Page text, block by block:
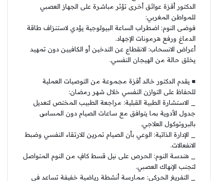
الدكتور أقزة عوائق أخرى تؤثر مباشرة على الجهاز العصبي
للمواطن المغربي:
​فوضى النوم: اضطراب الساعة البيولوجية يؤدي لاستنزاف طاقة
الدماغ ورفع هرمونات الإجهاد.
​أعراض الانسحاب: الانقطاع عن التدخين أو الكافيين دون تمهيد
يخلق حالة من الهيجان النفسي.
■ ​يقدم الدكتور خالد أقزة مجموعة من التوصيات العملية
للحفاظ على التوازن النفسي خلال شهر رمضان:
_ ​الاستشارة الطبية القبلية: مراجعة الطبيب المختص لتعديل
جدول الأدوية بما يتوافق مع ساعات الصيام دون المساس
بالبروتوكول العلاجي.
_ ​الإدارة الذاتية: الوعي بأن الصيام تمرين للارتقاء النفسي وضبط
الانفعالات.
_ ​هندسة النوم: الحرص على نيل قسط كافٍ من النوم المتواصل
لتجنب الإنهاك العصبي.
_ ​التفريغ الحركي: ممارسة أنشطة رياضية خفيفة تساعد في